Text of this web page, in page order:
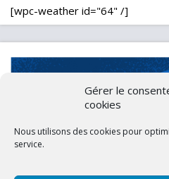
Gérer le
cookies
Nous utilisons des cookies pour
service.
[wpc-weather id="64" /]